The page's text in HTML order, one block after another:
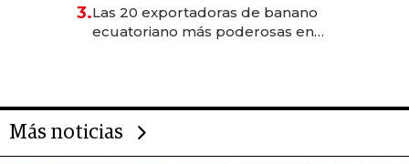
3.Las 20 exportadoras de banano
ecuatoriano más poderosas en
Más noticias